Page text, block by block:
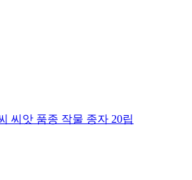
씨앗 품종 작물 종자 20립